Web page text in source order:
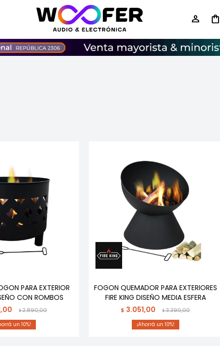
PARA EXTERIOR
CON ROMBOS
$2.890,00
10
FOGON QUEMADOR PARA EXTERIORES
FIRE KING DISEÑO MEDIA ESFERA
$ 3.051,00 $3.390,00
10